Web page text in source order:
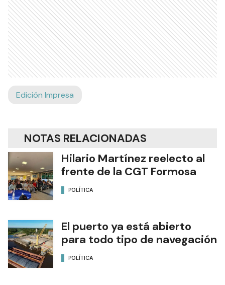
Edición Impresa
NOTAS RELACIONADAS
Hilario Martínez reelecto al
frente de la CGT Formosa
POLÍTICA
El puerto ya está abierto
para todo tipo de navegación
POLÍTICA